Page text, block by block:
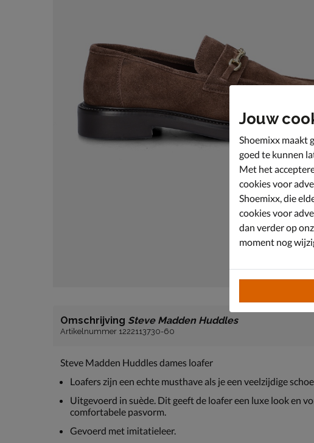
Omschrijving Steve Madden Huddles
Artikelnummer 1222113730-60
Steve Madden Huddles dames loafer
Loafers zijn een echte musthave als je een veelzijdige
Uitgevoerd in suède. Dit geeft de loafer een luxe look en
comfortabele pasvorm.
Gevoerd met imitatieleer.
Jouw
Shoemixx maakt
goed te kunnen
Met het
cookies voor
Shoemixx, die
cookies voor
dan verder op
moment nog